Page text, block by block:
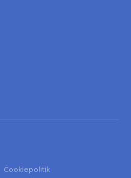
Cookiepolitik